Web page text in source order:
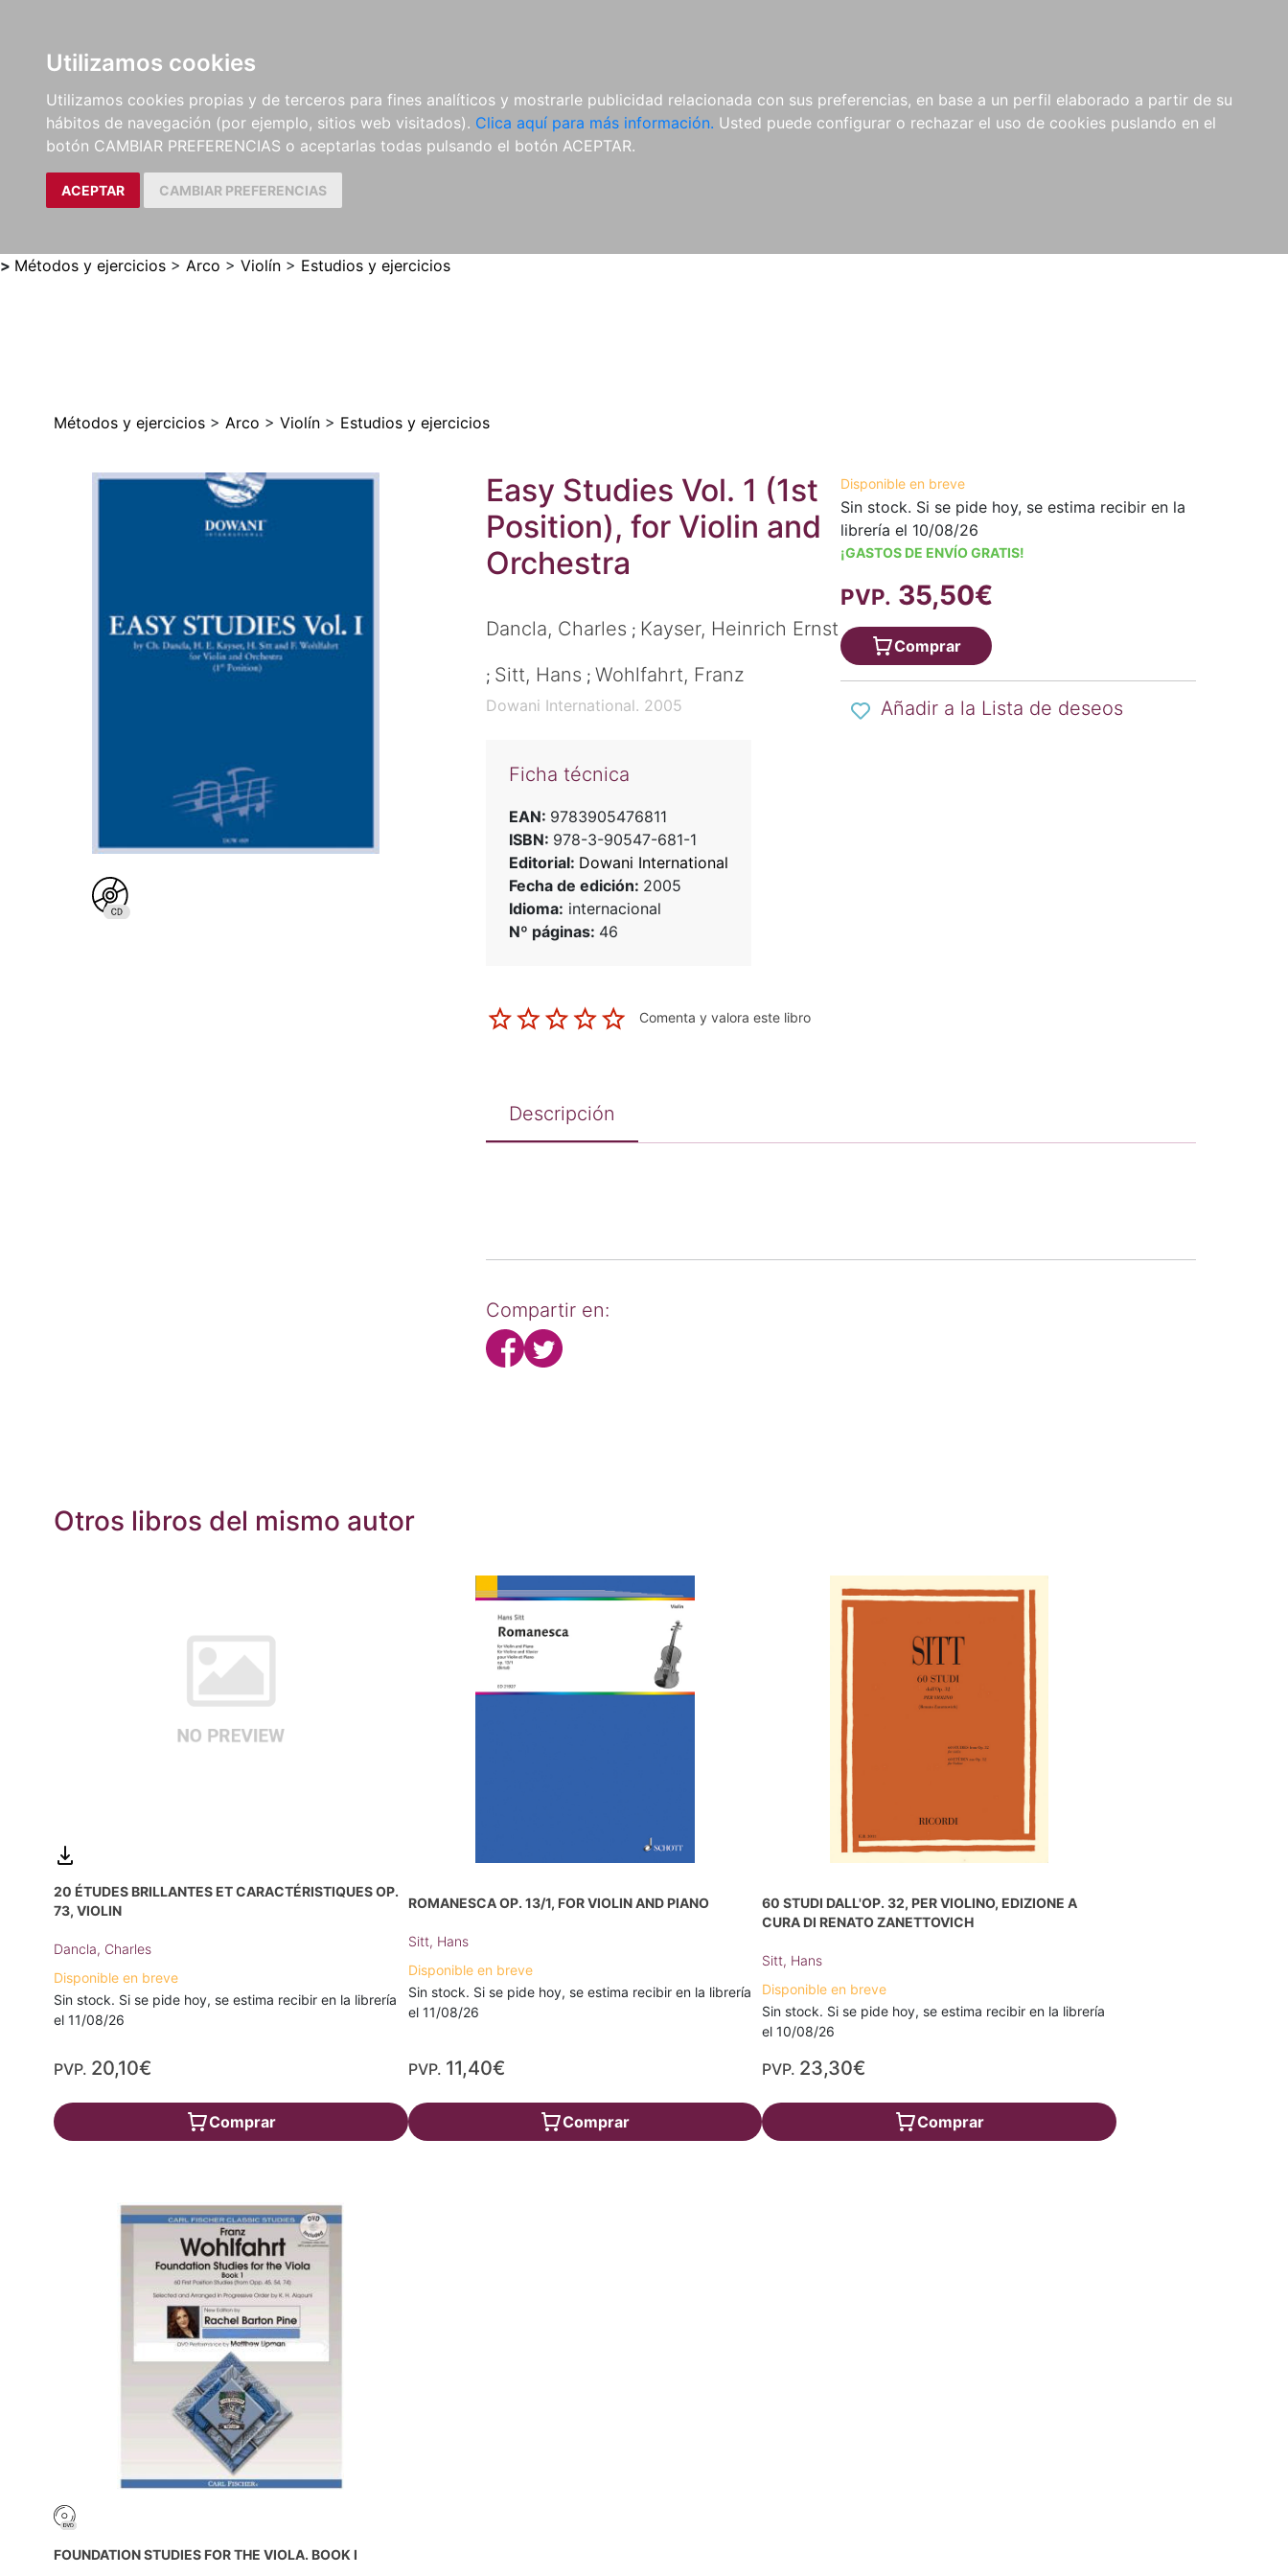
Utilizamos cookies
Utilizamos cookies propias y de terceros para fines analíticos y mostrarle publicidad relacionada con sus preferencias, en base a un perfil elaborado a partir de su
hábitos de navegación (por ejemplo, sitios web visitados). Clica aquí para más información. Usted puede configurar o rechazar el uso de cookies puslando en el
botón CAMBIAR PREFERENCIAS o aceptarlas todas pulsando el botón ACEPTAR.
ACEPTAR CAMBIAR PREFERENCIAS
LIBROS
MÉTODOS Y
EJERCICIOS
PARTITURAS Y EDICIONES
CRÍTICAS
REVISTAS
CDS Y
DVDS
MATERIAL
COMPLEMENTARIO
NOVEDADES NOTICIAS
COMPRAS
INSTITUCIONALES
> Métodos y ejercicios > Arco > Violín > Estudios y ejercicios
Métodos y ejercicios > Arco > Violín > Estudios y ejercicios
Easy Studies Vol. 1 (1st
Position), for Violin and
Orchestra
Dancla, Charles ; Kayser, Heinrich Ernst
; Sitt, Hans ; Wohlfahrt, Franz
Dowani International. 2005
Ficha técnica
EAN: 9783905476811
ISBN: 978-3-90547-681-1
Editorial: Dowani International
Fecha de edición: 2005
Idioma: internacional
Nº páginas: 46
Comenta y valora este libro
Disponible en breve
Sin stock. Si se pide hoy, se estima recibir en la
librería el 10/08/26
¡GASTOS DE ENVÍO GRATIS!
PVP. 35,50€
Comprar
Añadir a la Lista de deseos
Descripción
Compartir en:
Otros libros del mismo autor
20 ÉTUDES BRILLANTES ET CARACTÉRISTIQUES OP.
73, VIOLIN
Dancla, Charles
Disponible en breve
Sin stock. Si se pide hoy, se estima recibir en la librería
el 11/08/26
PVP. 20,10€
Comprar
ROMANESCA OP. 13/1, FOR VIOLIN AND PIANO
Sitt, Hans
Disponible en breve
Sin stock. Si se pide hoy, se estima recibir en la librería
el 11/08/26
PVP. 11,40€
Comprar
60 STUDI DALL'OP. 32, PER VIOLINO, EDIZIONE A
CURA DI RENATO ZANETTOVICH
Sitt, Hans
Disponible en breve
Sin stock. Si se pide hoy, se estima recibir en la librería
el 10/08/26
PVP. 23,30€
Comprar
FOUNDATION STUDIES FOR THE VIOLA. BOOK I